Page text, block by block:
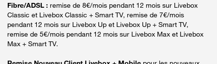
Fibre/ADSL : remise de 8€/mois pendant 12 mois sur Livebox
Classic et Livebox Classic + Smart TV, remise de 7€/mois
pendant 12 mois sur Livebox Up et Livebox Up + Smart TV,
remise de 5€/mois pendant 12 mois sur Livebox Max et Livebox
Max + Smart TV.